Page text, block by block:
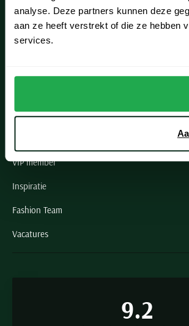
analyse. Deze partners kunnen deze
aan ze heeft verstrekt of die ze hebben
services.
Noordwijk
Oegstgeest
Grote maten herenkleding
VIP member
Inspiratie
Fashion Team
Vacatures
9.2